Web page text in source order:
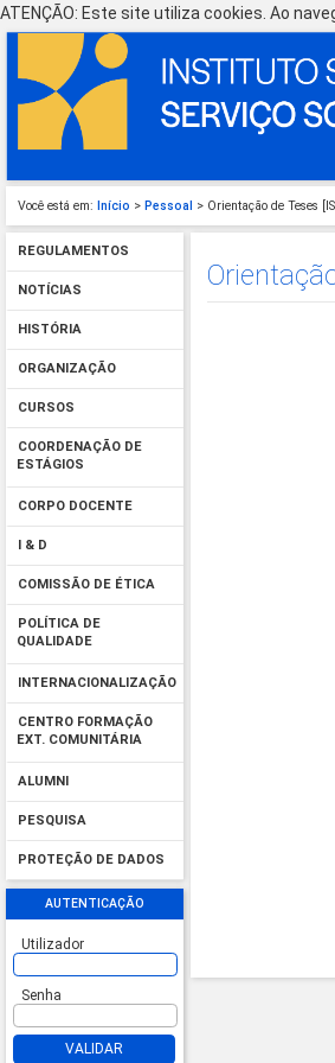
ATENÇÃO: Este site utiliza cookies. Ao
Você está em: Início > Pessoal > Orientação de Teses
REGULAMENTOS
NOTÍCIAS
HISTÓRIA
ORGANIZAÇÃO
CURSOS
COORDENAÇÃO DE
ESTÁGIOS
CORPO DOCENTE
I & D
COMISSÃO DE ÉTICA
POLÍTICA DE
QUALIDADE
INTERNACIONALIZAÇÃO
CENTRO FORMAÇÃO
EXT. COMUNITÁRIA
ALUMNI
PESQUISA
PROTEÇÃO DE DADOS
AUTENTICAÇÃO
Utilizador
Senha
VALIDAR